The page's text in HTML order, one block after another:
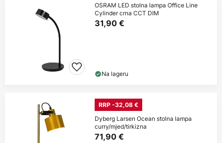
OSRAM LED stolna lampa Office Line
Cylinder crna CCT DIM
31,90 €
Na lageru
RRP -32,08 €
Dyberg Larsen Ocean stolna lampa
curry/mjed/tirkizna
71,90 €